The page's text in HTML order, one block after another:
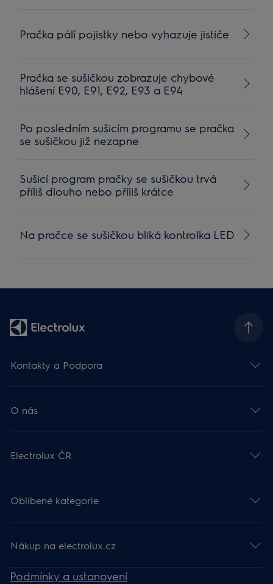
Pračka pálí pojistky nebo vyhazuje jističe
Pračka se sušičkou zobrazuje chybové
hlášení E90, E91, E92, E93 a E94
Po posledním sušicím programu se pračka
se sušičkou již nezapne
Sušicí program pračky se sušičkou trvá
příliš dlouho nebo příliš krátce
Na pračce se sušičkou bliká kontrolka LED
Kontakty a Podpora
O nás
Electrolux ČR
Oblíbené kategorie
Nákup na electrolux.cz
Podmínky a ustanovení